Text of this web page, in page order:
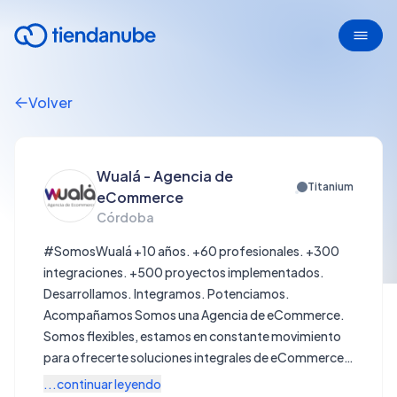
Volver
Wualá - Agencia de
eCommerce
Titanium
Córdoba
#SomosWualá +10 años. +60 profesionales. +300
integraciones. +500 proyectos implementados.
Desarrollamos. Integramos. Potenciamos.
Acompañamos Somos una Agencia de eCommerce.
Somos flexibles, estamos en constante movimiento
para ofrecerte soluciones integrales de eCommerce
facilitando la gestión de tu mundo online.
...continuar leyendo